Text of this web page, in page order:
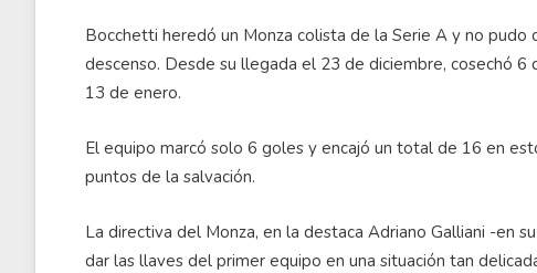
Bocchetti heredó un Monza colista de la Serie A y no pudo
descenso. Desde su llegada el 23 de diciembre, cosechó
13 de enero.
El equipo marcó solo 6 goles y encajó un total de 16 en
puntos de la salvación.
La directiva del Monza, en la destaca Adriano Galliani -en
dar las llaves del primer equipo en una situación tan